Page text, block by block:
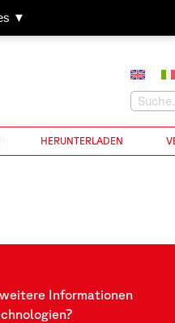
▼
HERUNTERLADEN
Informationen